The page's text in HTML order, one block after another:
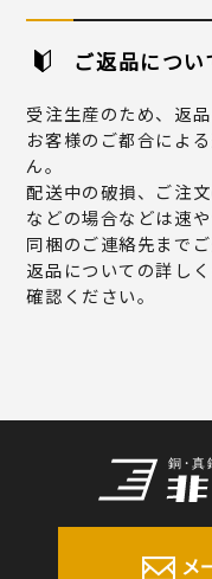
ご返品につい
受注生産のため、返
お客様のご都合によ
ん。
配送中の破損、ご注
などの場合などは速
同梱のご連絡先までご
返品についての詳し
確認ください。
メ